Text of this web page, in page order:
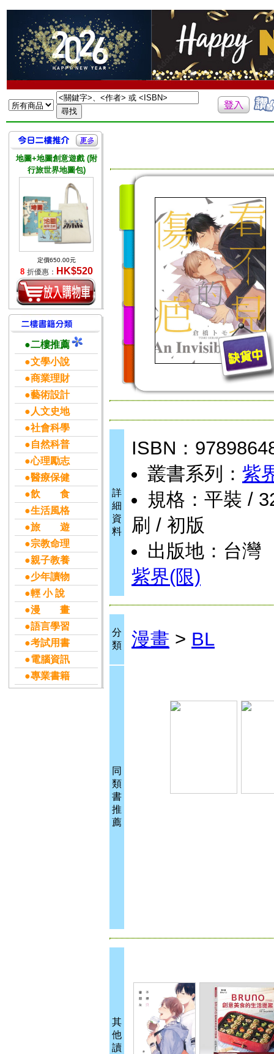
地圖+地圖創意遊戲 (附
行旅世界地圖包)
定價650.00元
8 折優惠： HK$520
●二樓推薦
●文學小說
●商業理財
●藝術設計
●人文史地
●社會科學
●自然科普
●心理勵志
●醫療保健
●飲 食
●生活風格
●旅 遊
●宗教命理
●親子教養
●少年讀物
●輕 小 說
●漫 畫
●語言學習
●考試用書
●電腦資訊
●專業書籍
詳
細
資
料
ISBN：
叢書系列： 紫
規格：平裝 /
刷 / 初版
出版地：台灣
紫界(限)
分
類
漫畫 > BL
同
類
書
推
薦
其
他
讀